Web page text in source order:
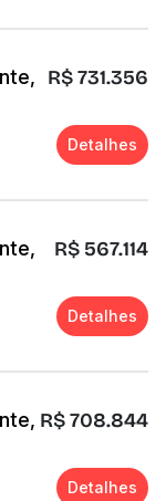
R$ 731.356
Detalhes
R$ 567.114
Detalhes
R$ 708.844
Detalhes